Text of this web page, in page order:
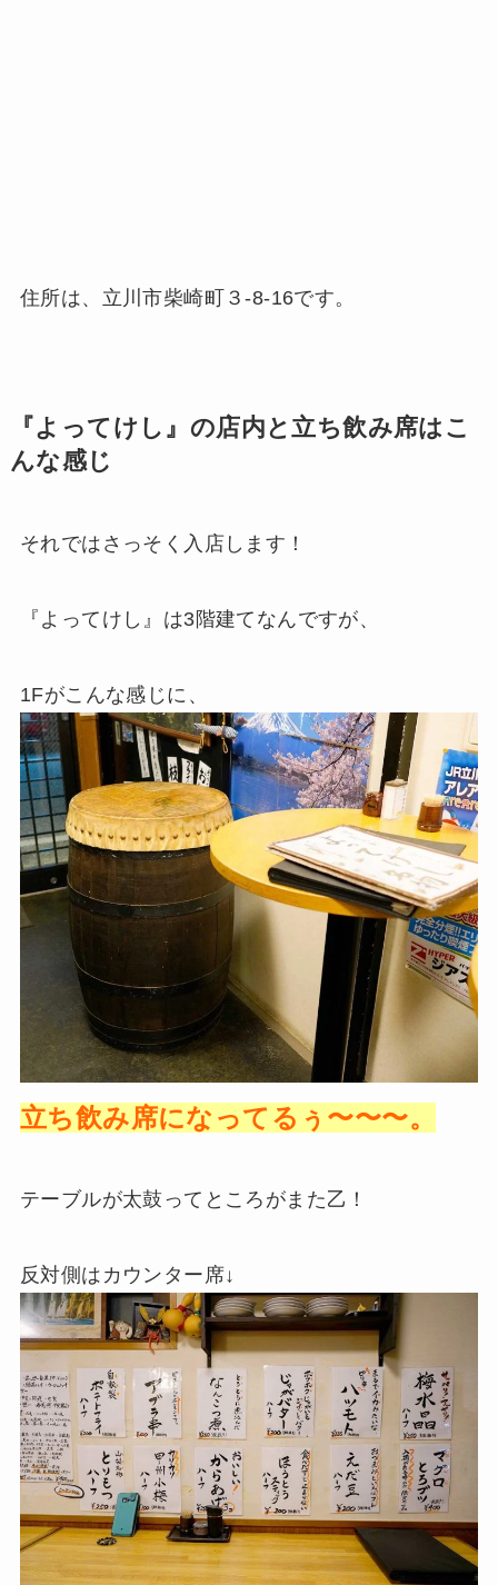
住所は、立川市柴崎町３-8-16です。
『よってけし』の店内と立ち飲み席はこ
んな感じ
それではさっそく入店します！
『よってけし』は3階建てなんですが、
1Fがこんな感じに、
立ち飲み席になってるぅ〜〜〜。
テーブルが太鼓ってところがまた乙！
反対側はカウンター席↓